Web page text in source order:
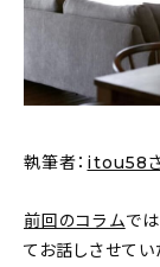
カテゴリー一覧
新着記事
インテリア
執筆者： itou58さ
前回のコラムで
てお話しさせて